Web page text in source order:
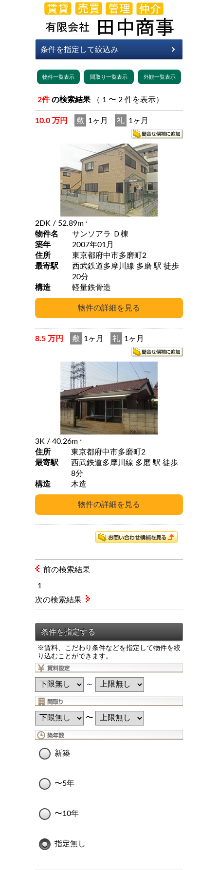
2件 の検索結果 （ 1 〜 2 件を表示）
10.0 万円 敷 1ヶ月 礼 1ヶ月
2DK / 52.89m 2
物件名
サンソアラ Ｄ棟
築年
2007年01月
住所
東京都府中市多磨町2
最寄駅
西武鉄道多摩川線 多磨 駅 徒歩
20分
構造
軽量鉄骨造
8.5 万円 敷 1ヶ月 礼 1ヶ月
3K / 40.26m 2
住所
東京都府中市多磨町2
最寄駅
西武鉄道多摩川線 多磨 駅 徒歩
8分
構造
木造
前の検索結果
1
※賃料、こだわり条件などを指定して物件を絞
り込むことができます。
～
〜
新築
〜5年
〜10年
指定無し